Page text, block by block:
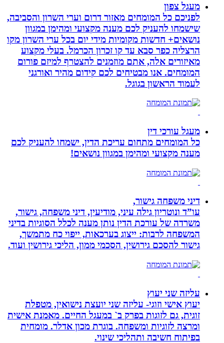
מעגל צפון
לפניכם כל המומחים מאזור דרום וערי השרון והסביבה,
שישמחו להעניק לכם מענה מקצועי ומהימן במגוון
נושאים+ חדשות מקומיות מידי יום בכל ערי השרון מקו
הרצליה כפר סבא עד קו זכרון הכרמל. בעלי מקצוע
מאיזורים אלה, אתם מוזמנים להצטרף למיזם פורום
המומחים. אנו מבטיחים לכם קידום מהיר ואורגני
לעמוד הראשון בגוגל.
מעגל עורכי דין
כל המומחים מתחום עריכת הדין, ישמחו להעניק לכם
מענה מקצועי ומהימן במגוון נושאים!
דיני משפחה גישור,
עו”ד ונוטריון גילה עיני, מודיעין, דיני משפחה, גישור,
משרדה של עורכת הדין נותן מענה לכלל הסוגיות בדיני
המשפחה לרבות: ייצוג בערכאות, ייפוי כח מתמשך,
גישור להסכם גירושין, הסכמי ממון, הליכי גירושין ועוד.
עליזה שני יעוץ
יעוץ אישי וזוגי- עליזה שני יועצת נישואין, מטפלת
זוגית, גם לזוגות בפרק ב` במעגל החיים. מאמנת אישית
ומרצה לזוגיות ומשפחה. בוגרת מכון אדלר. מומחית
בפיתוח חשיבה ותהליכי שינוי.